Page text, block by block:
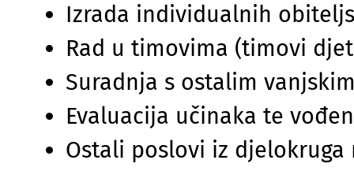
Izrada individualnih
Rad u timovima (timovi
Suradnja s ostalim
Evaluacija učinaka te
Ostali poslovi iz